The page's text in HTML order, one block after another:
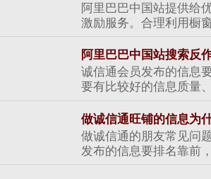
阿里巴巴中国站提供给
激励服务。合理利用橱
阿里巴巴中国站搜索反
诚信通会员发布的信息
要有比较好的信息质量
做诚信通旺铺的信息为
做诚信通的朋友常见问
发布的信息要排名靠前